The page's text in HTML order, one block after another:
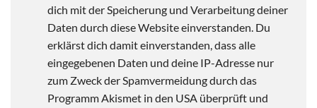
dich mit der Speicherung und Verarbeitung deiner
Daten durch diese Website einverstanden. Du
erklärst dich damit einverstanden, dass alle
eingegebenen Daten und deine IP-Adresse nur
zum Zweck der Spamvermeidung durch das
Programm Akismet in den USA überprüft und